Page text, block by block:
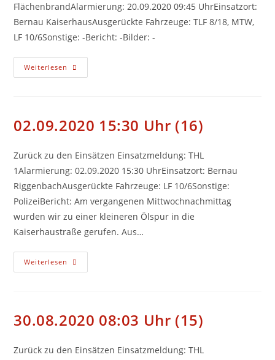
FlächenbrandAlarmierung: 20.09.2020 09:45 UhrEinsatzort:
Bernau KaiserhausAusgerückte Fahrzeuge: TLF 8/18, MTW,
LF 10/6Sonstige: -Bericht: -Bilder: -
Weiterlesen 20.09.2020
09:45
02.09.2020 15:30 Uhr (16)
Zurück zu den Einsätzen Einsatzmeldung: THL
1Alarmierung: 02.09.2020 15:30 UhrEinsatzort: Bernau
RiggenbachAusgerückte Fahrzeuge: LF 10/6Sonstige:
PolizeiBericht: Am vergangenen Mittwochnachmittag
wurden wir zu einer kleineren Ölspur in die
Kaiserhaustraße gerufen. Aus…
Weiterlesen 02.09.2020
15:30
30.08.2020 08:03 Uhr (15)
Zurück zu den Einsätzen Einsatzmeldung: THL